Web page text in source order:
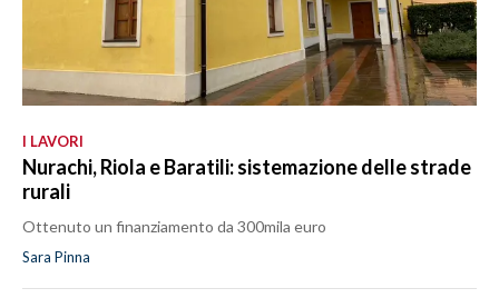
I LAVORI
Nurachi, Riola e Baratili: sistemazione delle strade
rurali
Ottenuto un finanziamento da 300mila euro
Sara Pinna